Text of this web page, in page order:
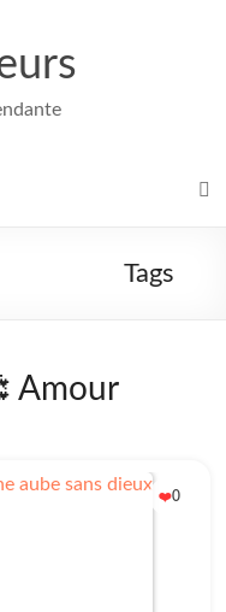
Tags
Amour
❤️0